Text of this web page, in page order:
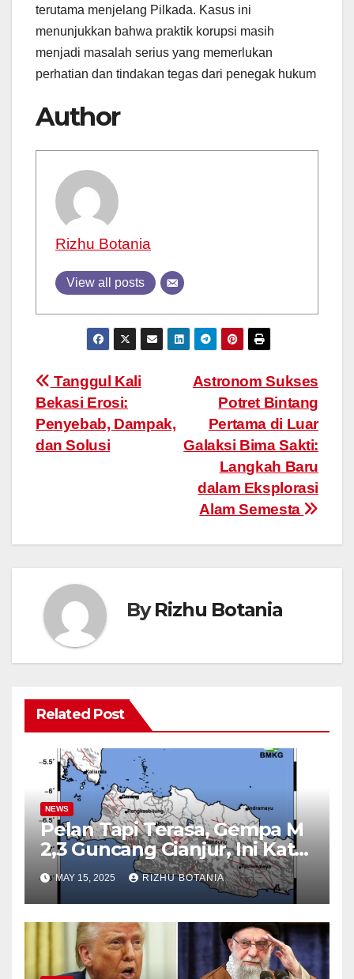
terutama menjelang Pilkada. Kasus ini
menunjukkan bahwa praktik korupsi masih
menjadi masalah serius yang memerlukan
perhatian dan tindakan tegas dari penegak hukum
Author
Rizhu Botania
View all posts
Post
navigation
Astronom Sukses
Potret Bintang
Pertama di Luar
Galaksi Bima Sakti:
Langkah Baru
dalam Eksplorasi
Alam Semesta
Tanggul Kali
Bekasi Erosi:
Penyebab, Dampak,
dan Solusi
ByRizhu Botania
Related Post
NEWS
Pelan Tapi Terasa, Gempa M
2,3 Guncang Cianjur, Ini Kata
BMKG
MAY 15, 2025 RIZHU BOTANIA